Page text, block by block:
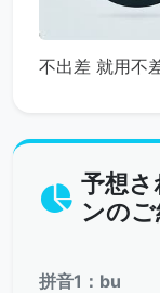
不出差 就用不
予想さ
ンの
拼音1：bu